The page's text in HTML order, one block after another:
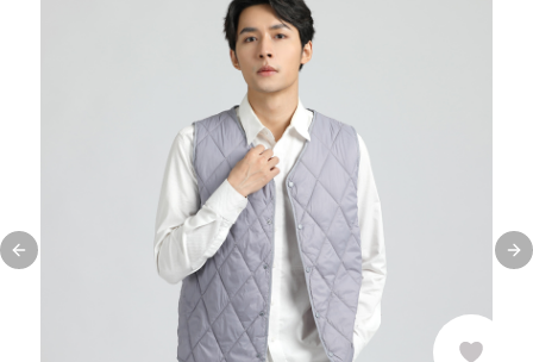
Previous slide